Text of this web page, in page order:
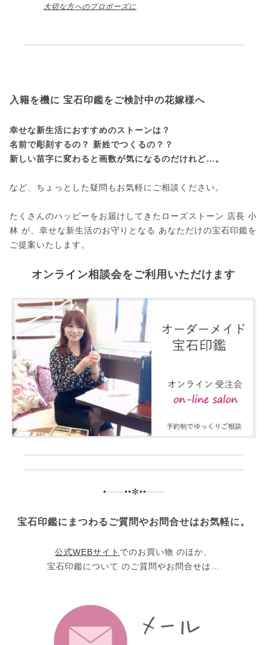
大切な方へのプロポーズに
入籍を機に 宝石印鑑をご検討中の花嫁様へ
幸せな新生活におすすめのストーンは？
名前で彫刻するの？ 新姓でつくるの？？
新しい苗字に変わると画数が気になるのだけれど…。
など、ちょっとした疑問もお気軽にご相談ください。
たくさんのハッピーをお届けしてきたローズストーン 店長 小
林 が、幸せな新生活のお守りとなる あなただけの宝石印鑑を
ご提案いたします。
オンライン相談会をご利用いただけます
•┈┈••✼••┈┈
宝石印鑑にまつわるご質問やお問合せはお気軽に。
公式WEBサイト でのお買い物 のほか、
宝石印鑑について のご質問やお問合せは…